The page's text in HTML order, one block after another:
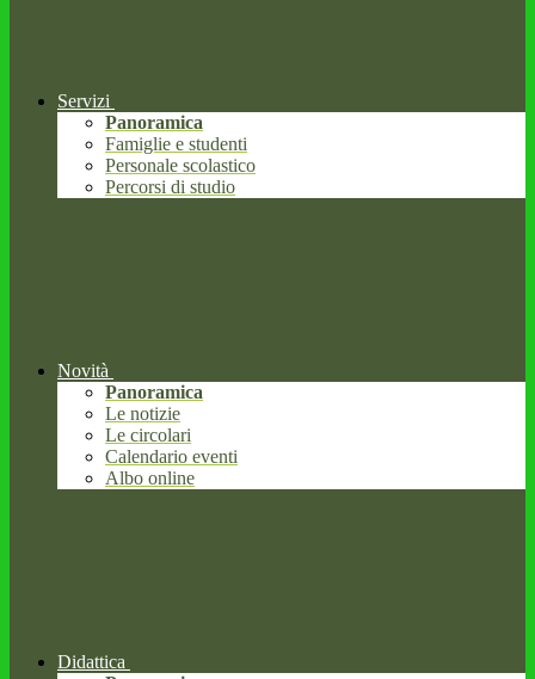
Servizi
Panoramica
Famiglie e studenti
Personale scolastico
Percorsi di studio
Novità
Panoramica
Le notizie
Le circolari
Calendario eventi
Albo online
Didattica